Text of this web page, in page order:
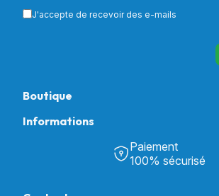
J'accepte de recevoir des e-mails
Boutique
Informations
Découvrir Univers Santé
Paiement
100% sécurisé